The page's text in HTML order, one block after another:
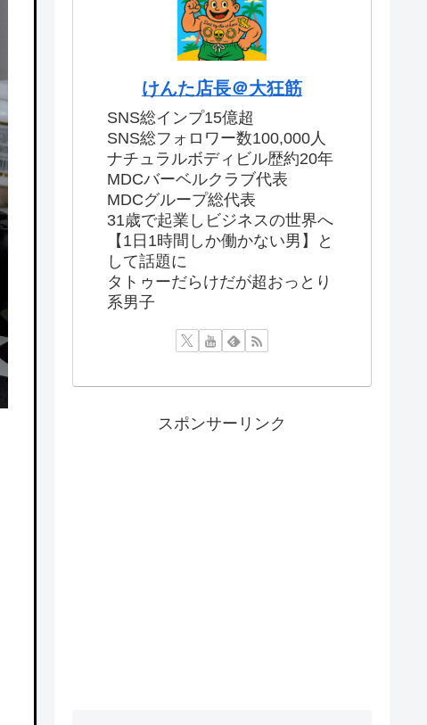
けんた店長＠大狂筋
SNS総インプ15億超
SNS総フォロワー数100,000人
ナチュラルボディビル歴約20年
MDCバーベルクラブ代表
MDCグループ総代表
31歳で起業しビジネスの世界へ
【1日1時間しか働かない男】と
して話題に
タトゥーだらけだが超おっとり
系男子
スポンサーリンク